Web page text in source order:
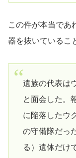
この件が本当であ
器を抜いているこ
遺族の代表は
と面会した。
に陥落したウ
の守備隊だっ
る）遺体だけ